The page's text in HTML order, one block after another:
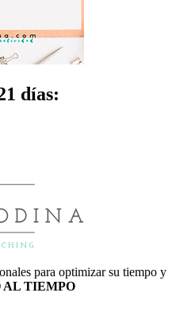
días:
para optimizar su tiempo y
AL TIEMPO